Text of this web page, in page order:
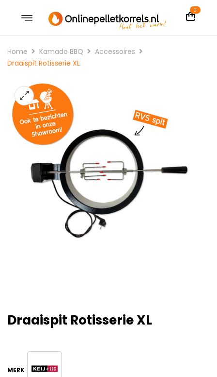
0
Home Kamado BBQ
Accessoires
Draaispit Rotisserie XL
Draaispit Rotisserie XL